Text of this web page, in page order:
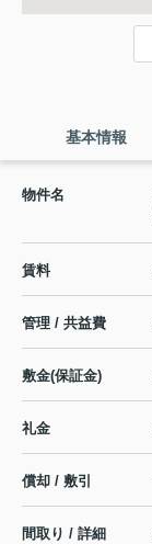
基本情報
物件名
賃料
管理 / 共益費
敷金(保証金)
礼金
償却 / 敷引
間取り / 詳細